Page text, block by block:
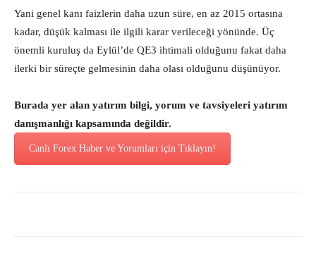
Yani genel kanı faizlerin daha uzun süre, en az 2015 ortasına
kadar, düşük kalması ile ilgili karar verileceği yönünde. Üç
önemli kuruluş da Eylül’de QE3 ihtimali olduğunu fakat daha
ilerki bir süreçte gelmesinin daha olası olduğunu düşünüyor.
Burada yer alan yatırım bilgi, yorum ve tavsiyeleri yatırım
danışmanlığı kapsamında değildir.
Canlı Forex Haber ve Yorumları için Tıklayın!